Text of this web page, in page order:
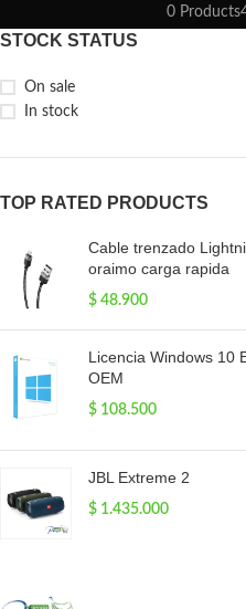
0 Products
STOCK STATUS
On sale
In stock
TOP RATED PRODUCTS
Cable trenzado
oraimo carga rapida
$ 48.900
Licencia Windows 10
OEM
$ 108.500
JBL Extreme 2
$ 1.435.000